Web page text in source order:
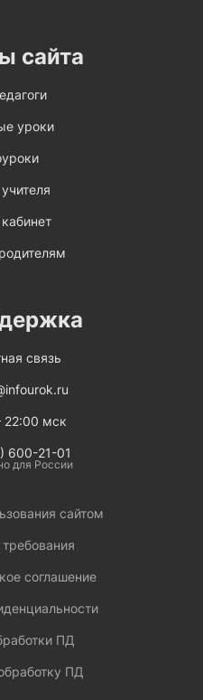
сайта
уроки
связь
22:00 мск
600-21-01
для России
сайтом
соглашение
ПД
ПД